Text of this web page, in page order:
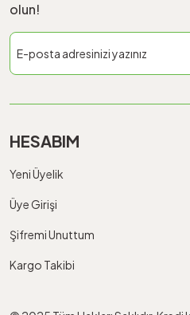
olun!
HESABIM
Yeni Üyelik
Üye Girişi
Şifremi Unuttum
Kargo Takibi